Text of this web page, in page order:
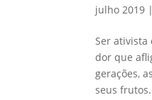
julho 2019 |
Ser ativista
dor que
gerações,
seus